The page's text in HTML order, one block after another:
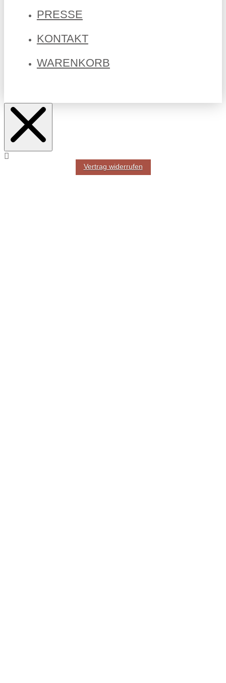
PRESSE
KONTAKT
WARENKORB
Vertrag widerrufen